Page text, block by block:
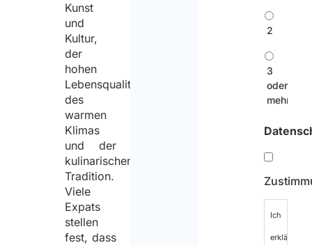
Kunst
und
Kultur,
der
hohen
Lebensqualität,
des
warmen
Klimas
und der
kulinarischen
Tradition.
Viele
Expats
stellen
fest, dass
2
3
oder
mehr
Ich
erkläre,